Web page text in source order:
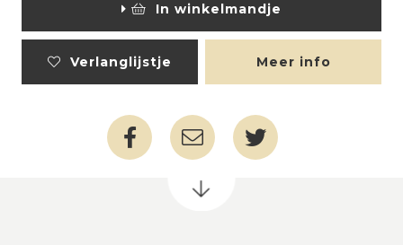
In winkelmandje
Verlanglijstje Meer info